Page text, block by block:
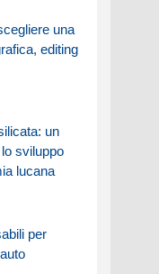
una
editing
un
sviluppo
lucana
per